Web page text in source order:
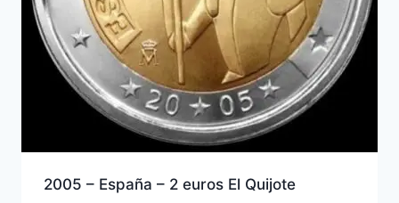
2005 – España – 2 euros El Quijote